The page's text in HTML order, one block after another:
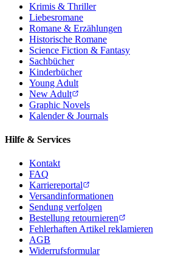
Krimis & Thriller
Liebesromane
Romane & Erzählungen
Historische Romane
Science Fiction & Fantasy
Sachbücher
Kinderbücher
Young Adult
New Adult
Graphic Novels
Kalender & Journals
Hilfe & Services
Kontakt
FAQ
Karriereportal
Versandinformationen
Sendung verfolgen
Bestellung retournieren
Fehlerhaften Artikel reklamieren
AGB
Widerrufsformular